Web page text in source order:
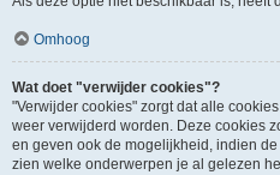
Omhoog
Wat doet "verwijder cookies"?
"Verwijder cookies" zorgt dat alle
weer verwijderd worden. Deze cookies
en geven ook de mogelijkheid, indien
zien welke onderwerpen je al gelezen